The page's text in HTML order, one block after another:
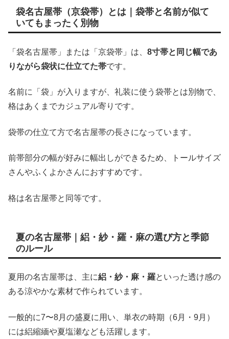
袋名古屋帯（京袋帯）とは｜袋帯と名前が似て
いてもまったく別物
「袋名古屋帯」または「京袋帯」は、 8寸帯と同じ幅であ
りながら袋状に仕立てた帯です。
名前に「袋」が入りますが、礼装に使う袋帯とは別物で、
格はあくまでカジュアル寄りです。
袋帯の仕立て方で名古屋帯の長さになっています。
前帯部分の幅が好みに幅出しができるため、トールサイズ
さんやふくよかさんにおすすめです。
格は名古屋帯と同等です。
夏の名古屋帯｜絽・紗・羅・麻の選び方と季節
のルール
夏用の名古屋帯は、主に絽・紗・麻・羅といった透け感の
ある涼やかな素材で作られています。
一般的に7〜8月の盛夏に用い、単衣の時期（6月・9月）
には絽縮緬や夏塩瀬なども活躍します。